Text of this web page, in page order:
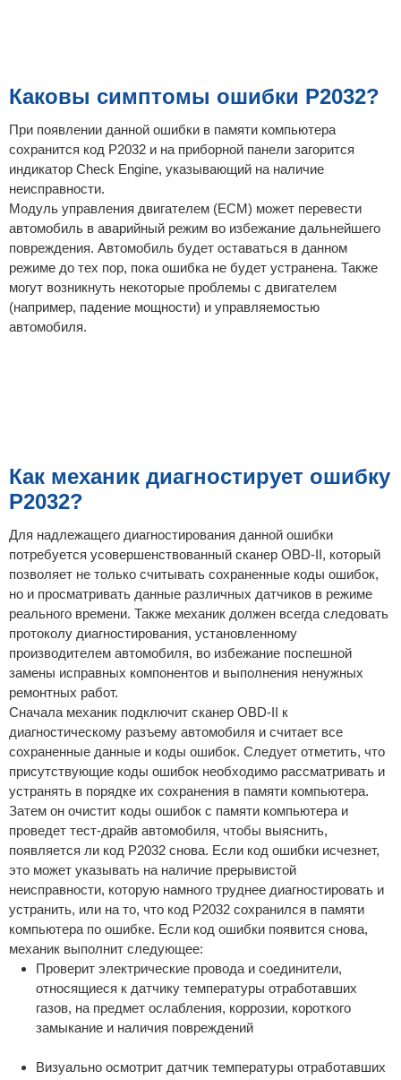
Каковы симптомы ошибки P2032?
При появлении данной ошибки в памяти компьютера
сохранится код P2032 и на приборной панели загорится
индикатор Check Engine, указывающий на наличие
неисправности.
Модуль управления двигателем (ECM) может перевести
автомобиль в аварийный режим во избежание дальнейшего
повреждения. Автомобиль будет оставаться в данном
режиме до тех пор, пока ошибка не будет устранена. Также
могут возникнуть некоторые проблемы с двигателем
(например, падение мощности) и управляемостью
автомобиля.
Как механик диагностирует ошибку
P2032?
Для надлежащего диагностирования данной ошибки
потребуется усовершенствованный сканер OBD-II, который
позволяет не только считывать сохраненные коды ошибок,
но и просматривать данные различных датчиков в режиме
реального времени. Также механик должен всегда следовать
протоколу диагностирования, установленному
производителем автомобиля, во избежание поспешной
замены исправных компонентов и выполнения ненужных
ремонтных работ.
Сначала механик подключит сканер OBD-II к
диагностическому разъему автомобиля и считает все
сохраненные данные и коды ошибок. Следует отметить, что
присутствующие коды ошибок необходимо рассматривать и
устранять в порядке их сохранения в памяти компьютера.
Затем он очистит коды ошибок с памяти компьютера и
проведет тест-драйв автомобиля, чтобы выяснить,
появляется ли код P2032 снова. Если код ошибки исчезнет,
это может указывать на наличие прерывистой
неисправности, которую намного труднее диагностировать и
устранить, или на то, что код P2032 сохранился в памяти
компьютера по ошибке. Если код ошибки появится снова,
механик выполнит следующее:
Проверит электрические провода и соединители,
относящиеся к датчику температуры отработавших
газов, на предмет ослабления, коррозии, короткого
замыкание и наличия повреждений
Визуально осмотрит датчик температуры отработавших